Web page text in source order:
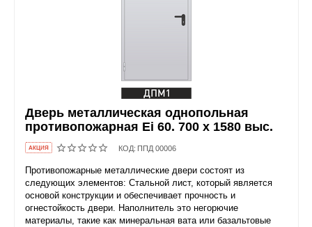
Дверь металлическая однопольная
противопожарная Ei 60. 700 x 1580 выс.
AКЦИЯ КОД: ППД 00006
Противопожарные металлические двери состоят из
следующих элементов: Стальной лист, который является
основой конструкции и обеспечивает прочность и
огнестойкость двери. Наполнитель это негорючие
материалы, такие как минеральная вата или базальтовые